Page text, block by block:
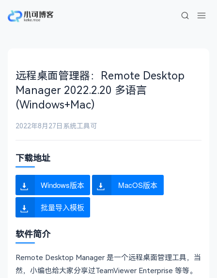
远程桌面管理器：Remote Desktop
Manager 2022.2.20 多语言
(Windows+Mac)
2022年8月27日 系统工具可
下载地址
Windows版本 MacOS版本
批量导入模板
软件简介
Remote Desktop Manager 是一个远程桌面管理工具，当
然，小编也给大家分享过TeamViewer Enterprise 等等。